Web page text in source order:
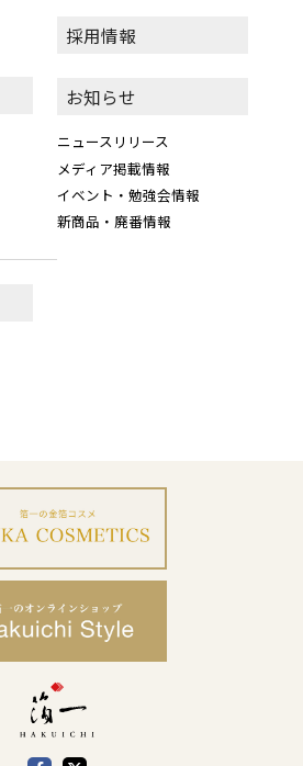
採用情報
お知らせ
ニュースリリース
メディア掲載情報
イベント・勉強会情報
新商品・廃番情報